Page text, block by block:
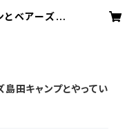
とベアーズ島
島田キャンプとやってい